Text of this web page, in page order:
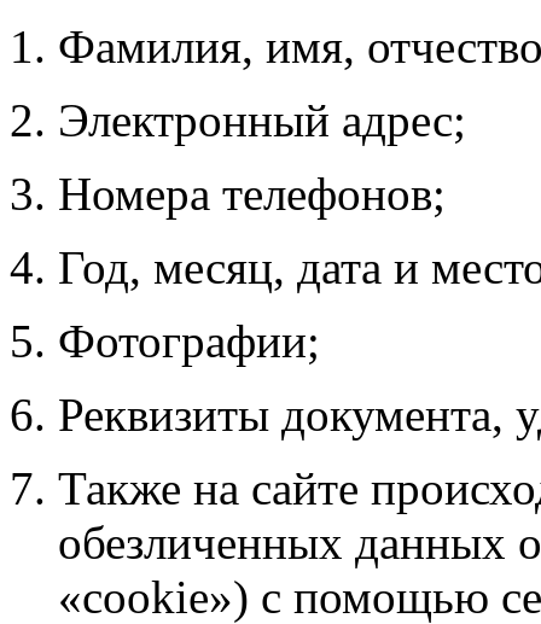
Фамилия, имя,
Электронный адрес;
Номера телефонов;
Год, месяц, дата и
Фотографии;
Реквизиты документа,
Также на сайте
обезличенных данных
«cookie») с помощью